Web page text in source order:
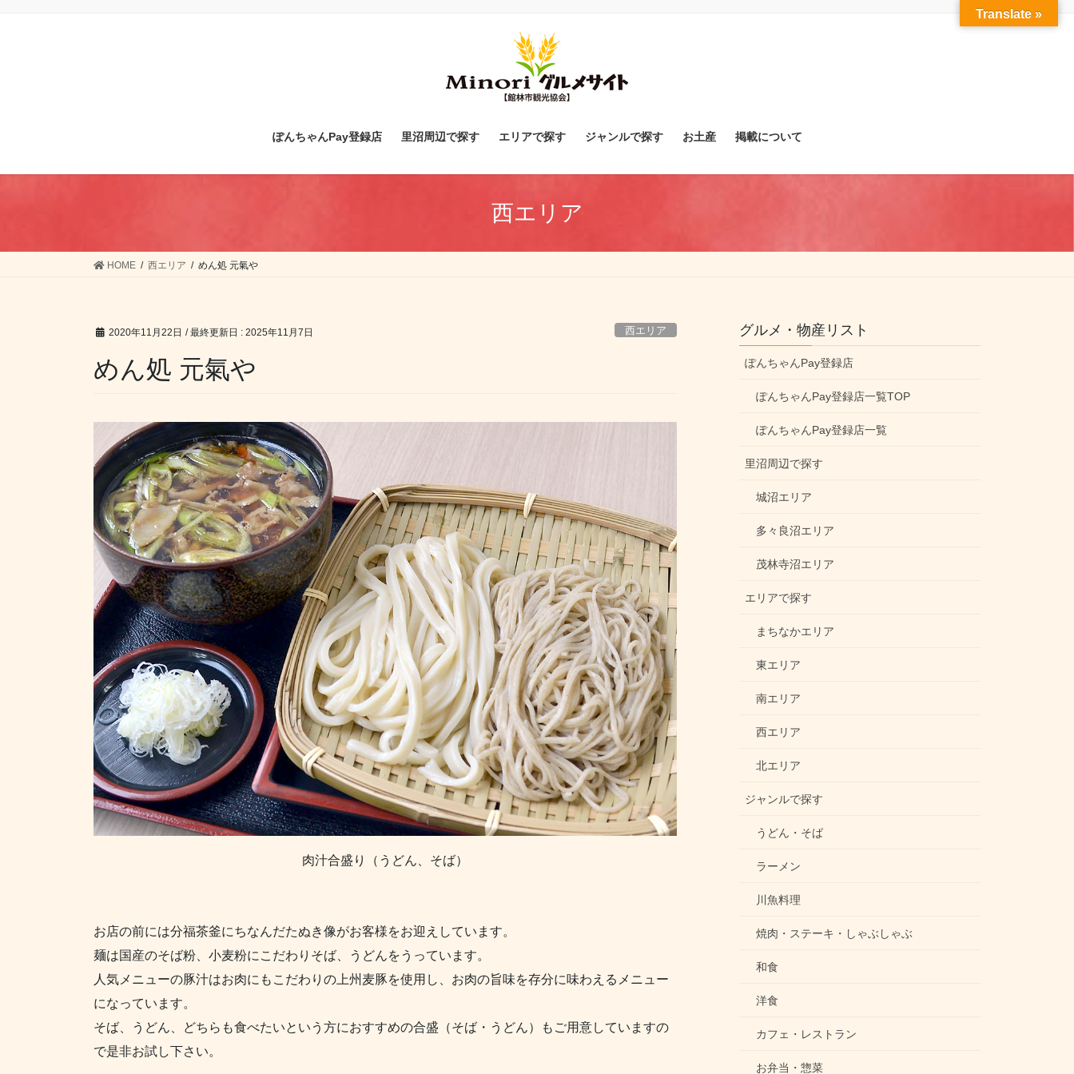
ぽんちゃんPay登録店 里沼周辺で探す エリアで探す ジャンルで探す お土産 掲載について
西エリア
HOME 西エリア めん処 元氣や
2020年11月22日 / 最終更新日 : 2025年11月7日 西エリア
めん処 元氣や
肉汁合盛り（うどん、そば）
お店の前には分福茶釜にちなんだたぬき像がお客様をお迎えしています。
麺は国産のそば粉、小麦粉にこだわりそば、うどんをうっています。
人気メニューの豚汁はお肉にもこだわりの上州麦豚を使用し、お肉の旨味を存分に味わえるメニュー
になっています。
そば、うどん、どちらも食べたいという方におすすめの合盛（そば・うどん）もご用意していますの
で是非お試し下さい。
グルメ・物産リスト
ぽんちゃんPay登録店
ぽんちゃんPay登録店一覧TOP
ぽんちゃんPay登録店一覧
里沼周辺で探す
城沼エリア
多々良沼エリア
茂林寺沼エリア
エリアで探す
まちなかエリア
東エリア
南エリア
西エリア
北エリア
ジャンルで探す
うどん・そば
ラーメン
川魚料理
焼肉・ステーキ・しゃぶしゃぶ
和食
洋食
カフェ・レストラン
お弁当・惣菜
Translate »